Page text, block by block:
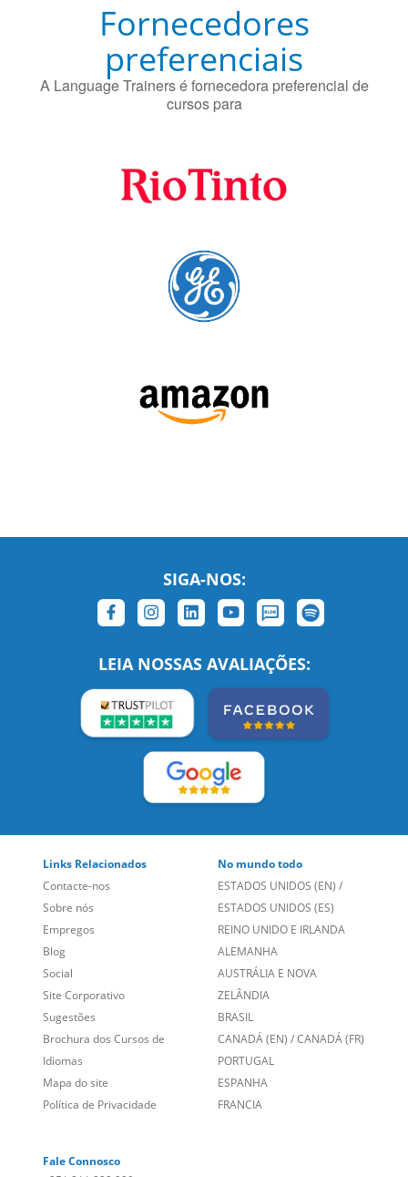
Fornecedores
preferenciais
A Language Trainers é fornecedora preferencial de
cursos para
SIGA-NOS:
LEIA NOSSAS AVALIAÇÕES:
Links Relacionados
Contacte-nos
Sobre nós
Empregos
Blog
Social
Site Corporativo
Sugestões
Brochura dos Cursos de
Idiomas
Mapa do site
Política de Privacidade
No mundo todo
ESTADOS UNIDOS (EN) /
ESTADOS UNIDOS (ES)
REINO UNIDO E IRLANDA
ALEMANHA
AUSTRÁLIA E NOVA
ZELÂNDIA
BRASIL
CANADÁ (EN) /CANADÁ (FR)
PORTUGAL
ESPANHA
FRANCIA
Fale Connosco